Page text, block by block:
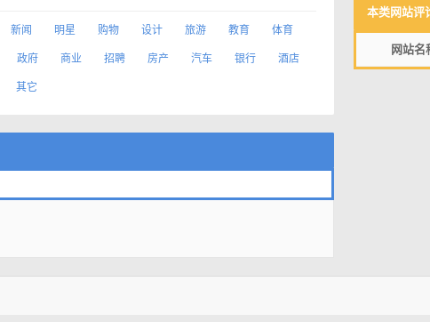
新闻 明星 购物 设计 旅游 教育
体育
政府 商业 招聘 房产 汽车 银行
酒店
其它
本类网站评
网站名